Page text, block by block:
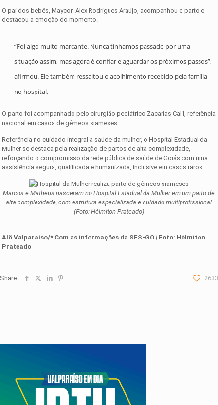
O pai dos bebês, Maycon Alex Rodrigues Araújo, acompanhou o parto e
destacou a emoção do momento.
“Foi algo muito marcante. Nunca tínhamos passado por uma
situação assim, mas agora é confiar e aguardar os próximos passos”,
afirmou. Ele também ressaltou o acolhimento recebido pela família
no hospital.
O parto foi acompanhado pelo cirurgião pediátrico Zacarias Calil, referência
nacional em casos de gêmeos siameses.
Referência no cuidado integral à saúde da mulher, o Hospital Estadual da
Mulher se destaca pela realização de partos de alta complexidade,
reforçando o compromisso da rede pública de saúde de Goiás com uma
assistência segura, qualificada e humanizada, inclusive em casos raros.
Marcos e Matheus nasceram no Hospital Estadual da Mulher em um parto de
alta complexidade, com estrutura especializada e cuidado multiprofissional
(Foto: Hélmiton Prateado)
Alô Valparaíso/* Com as informações d a SES-GO | Foto: Hélmiton
Prateado
Share 2633